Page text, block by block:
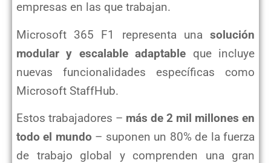
empresas en las que trabajan.
Microsoft 365 F1 representa una solución
modular y escalable adaptable que incluye
nuevas funcionalidades específicas como
Microsoft StaffHub.
Estos trabajadores – más de 2 mil millones en
todo el mundo – suponen un 80% de la fuerza
de trabajo global y comprenden una gran